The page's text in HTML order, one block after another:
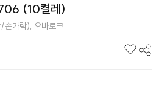
(10켤레)
손가락), 오바로크